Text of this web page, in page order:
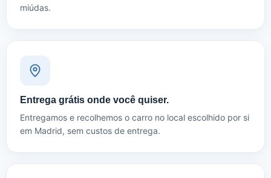
miúdas.
Entrega grátis onde você quiser.
Entregamos e recolhemos o carro no local escolhido por si
em Madrid, sem custos de entrega.